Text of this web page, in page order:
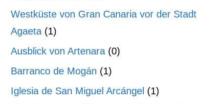
Westküste von Gran Canaria vor der Stadt
Agaeta (1)
Ausblick von Artenara (0)
Barranco de Mogán (1)
Iglesia de San Miguel Arcángel (1)